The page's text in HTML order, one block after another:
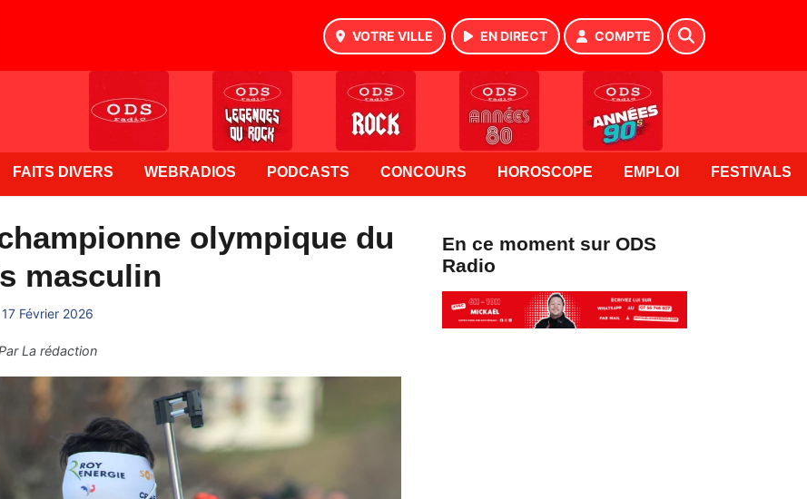
VOTRE VILLE EN DIRECT COMPTE
FAITS DIVERS WEBRADIOS PODCASTS CONCOURS HOROSCOPE EMPLOI FESTIVALS
olympique du
masculin
17 Février 2026
La rédaction
En ce moment sur ODS
Radio